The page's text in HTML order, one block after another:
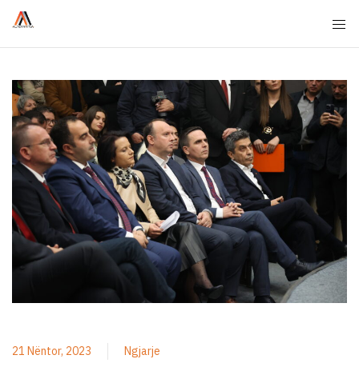
21 Nëntor, 2023 Ngjarje